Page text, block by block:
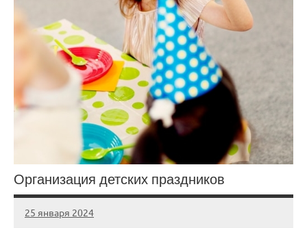
Организация детских праздников
25 января 2024
Avtor
Нет